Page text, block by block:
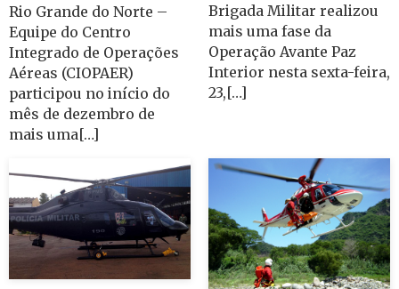
Rio Grande do Norte –
Equipe do Centro
Integrado de Operações
Aéreas (CIOPAER)
participou no início do
mês de dezembro de
mais uma[…]
Brigada Militar realizou
mais uma fase da
Operação Avante Paz
Interior nesta sexta-feira,
23,[…]